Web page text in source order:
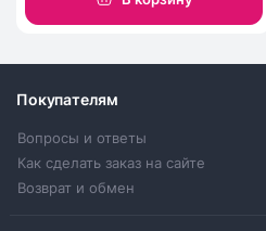
Покупателям
Вопросы и ответы
Как сделать заказ на сайте
Возврат и обмен